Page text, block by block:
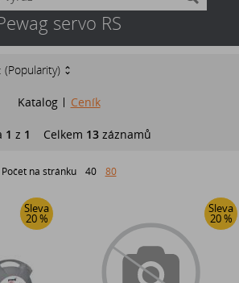
servo RS
(Popularity)
Katalog Ceník
1 z 1 Celkem 13záznamů
Počet na stránku 40 80
Sleva
20 %
Sleva
20 %